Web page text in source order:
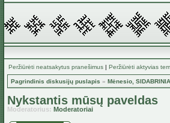
Peržiūrėti neatsakytus pranešimus | Peržiūrėti aktyvias
Pagrindinis diskusijų puslapis » Mėnesio,
Nykstantis mūsų paveldas
Moderatorius: Moderatoriai